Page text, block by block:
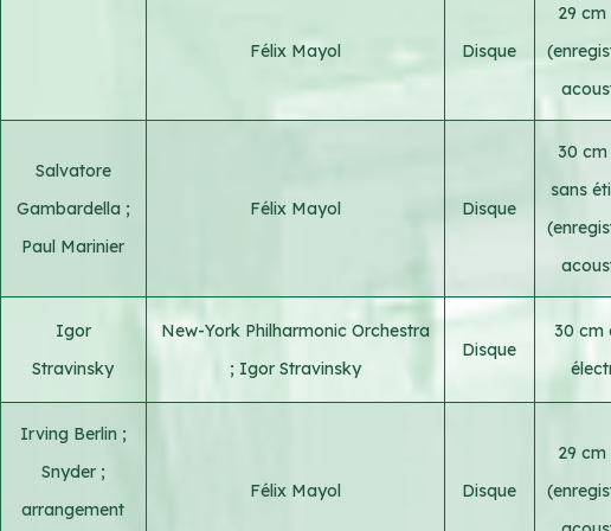
Félix Mayol Disque
29
Salvatore
Gambardella ;
Paul Marinier
Félix Mayol Disque
30
sans
Igor
Stravinsky
New-York Philharmonic Orchestra
; Igor Stravinsky
Disque
30 cm
Irving Berlin ;
Snyder ;
arrangement
Félix Mayol Disque
29